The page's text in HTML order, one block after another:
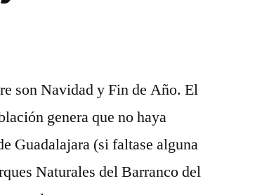
son Navidad y Fin de Año. El
genera que no haya
Guadalajara (si faltase alguna
Naturales del Barranco del